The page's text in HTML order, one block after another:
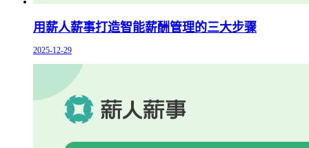
用薪人薪事打造智能薪酬管理的三大步骤
2025-12-29